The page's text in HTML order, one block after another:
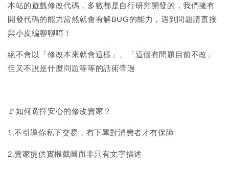
本站的遊戲修改代碼，多數都是自行研究開發的，我們擁有
開發代碼的能力當然就會有解BUG的能力，遇到問題請直接
與小皮編聊聊唷！
絕不會以「修改本來就會這樣」、「這個有問題目前不改」
但又不說是什麼問題等等的話術帶過
🚩如何選擇安心的修改賣家？
1.不引導你私下交易，有下單對消費者才有保障
2.賣家提供實機截圖而非只有文字描述